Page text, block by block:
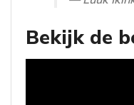
Bekijk de